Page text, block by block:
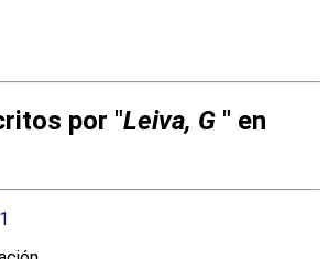
por "Leiva, G " en